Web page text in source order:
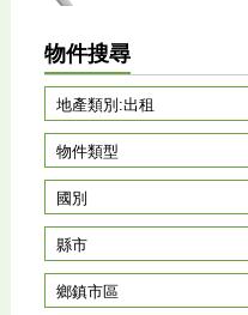
物件搜尋